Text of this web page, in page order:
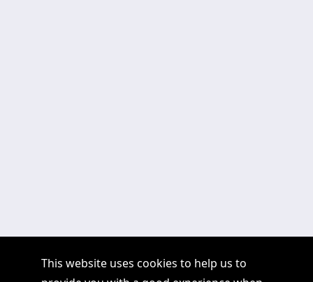
This website uses cookies to help us to